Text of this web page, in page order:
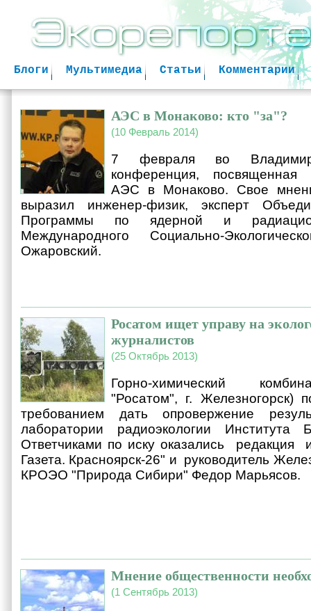
Комментарии
Статьи
Мультимедиа
Блоги
АЭС в Монаково: кто "за"?
(10 Февраль 2014)
7 февраля во
конференция, посвященная
АЭС в Монаково. Свое
выразил инженер-физик, эксперт
Программы по ядерной и
Международного Социально-
Ожаровский.
Росатом ищет управу на
журналистов
(25 Октябрь 2013)
Горно-химический
"Росатом", г. Железногорск)
требованием дать опровержение
лаборатории радиоэкологии
Ответчиками по иску оказались редакция
Газета. Красноярск-26" и руководитель
КРОЭО "Природа Сибири" Федор Марьясов.
Мнение общественности
(1 Сентябрь 2013)